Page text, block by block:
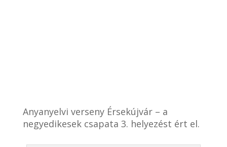
Anyanyelvi verseny Érsekújvár – a
negyedikesek csapata 3. helyezést ért el.